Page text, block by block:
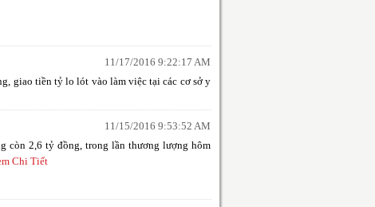
11/17/2016 9:22:17 AM
giao tiền tỷ lo lót vào làm việc tại các cơ sở y
11/15/2016 9:53:52 AM
còn 2,6 tỷ đồng, trong lần thương lượng hôm
Chi Tiết